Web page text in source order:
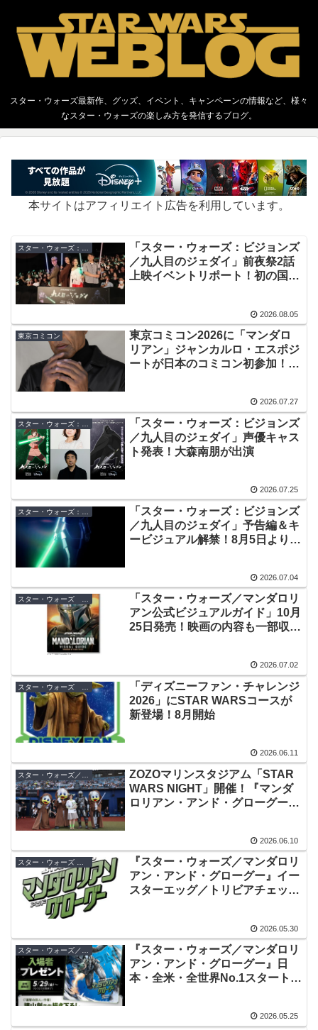
スター・ウォーズ最新作、グッズ、イベント、キャンペーンの情報など、様々
なスター・ウォーズの楽しみ方を発信するブログ。
本サイトはアフィリエイト広告を利用しています。
スター・ウォーズ：ビジョンズ
「スター・ウォーズ：ビジョンズ
／九人目のジェダイ」前夜祭2話
上映イベントリポート！初の国産
2026.08.05
東京コミコン
東京コミコン2026に「マンダロ
リアン」ジャンカルロ・エスポジ
ートが日本のコミコン初参加！ニ
2026.07.27
「スター・ウォーズ：ビジョンズ
／九人目のジェダイ」声優キャス
ト発表！大森南朋が出演
2026.07.25
「スター・ウォーズ：ビジョンズ
／九人目のジェダイ」予告編＆キ
ービジュアル解禁！8月5日より日
2026.07.04
スター・ウォーズ 書籍
「スター・ウォーズ／マンダロリ
アン公式ビジュアルガイド」10月
25日発売！映画の内容も一部収録
2026.07.02
「ディズニーファン・チャレンジ
2026」にSTAR WARSコースが
新登場！8月開始
2026.06.11
ZOZOマリンスタジアム「STAR
WARS NIGHT」開催！『マンダ
ロリアン・アンド・グローグー』
2026.06.10
スター・ウォーズ トリビア
『スター・ウォーズ／マンダロリ
アン・アンド・グローグー』イー
スターエッグ／トリビアチェック
2026.05.30
『スター・ウォーズ／マンダロリ
アン・アンド・グローグー』日
本・全米・全世界No.1スタート！
2026.05.25